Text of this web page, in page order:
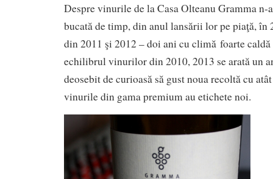
Despre vinurile de la Casa Olteanu Gramma n-
bucată de timp, din anul lansării lor pe piaţă, în
din 2011 şi 2012 – doi ani cu climă foarte caldă
echilibrul vinurilor din 2010, 2013 se arată un
deosebit de curioasă să gust noua recoltă cu
vinurile din gama premium au etichete noi.